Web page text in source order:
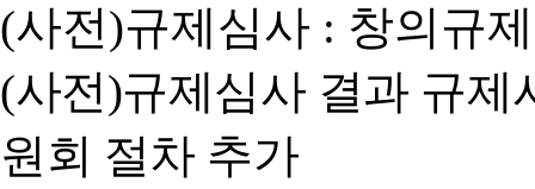
(사전)규제심사 : 창의규
(사전)규제심사 결과 규
원회 절차 추가